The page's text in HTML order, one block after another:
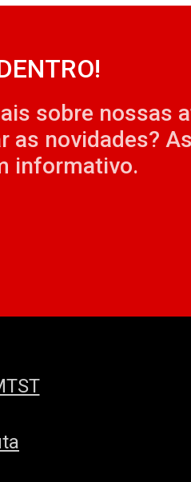
sobre nossas
as novidades?
informativo.